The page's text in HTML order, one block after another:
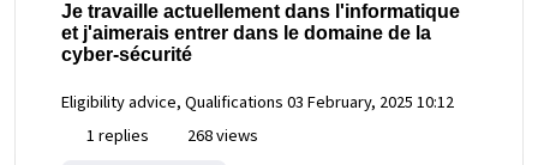
Je travaille actuellement dans l'informatique
et j'aimerais entrer dans le domaine de la
cyber-sécurité
Eligibility advice, Qualifications 03 February, 2025 10:12
1 replies
268 views